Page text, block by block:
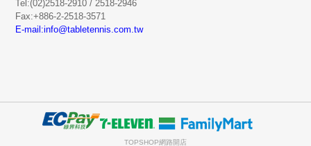
Tel:(02)2518-2910 / 2518-2946
Fax:+886-2-2518-3571
E-mail:info@tabletennis.com.tw
TOPSHOP網路開店